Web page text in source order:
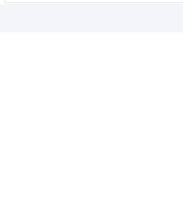
Speeds: 867 Mbps at 5 GHz,